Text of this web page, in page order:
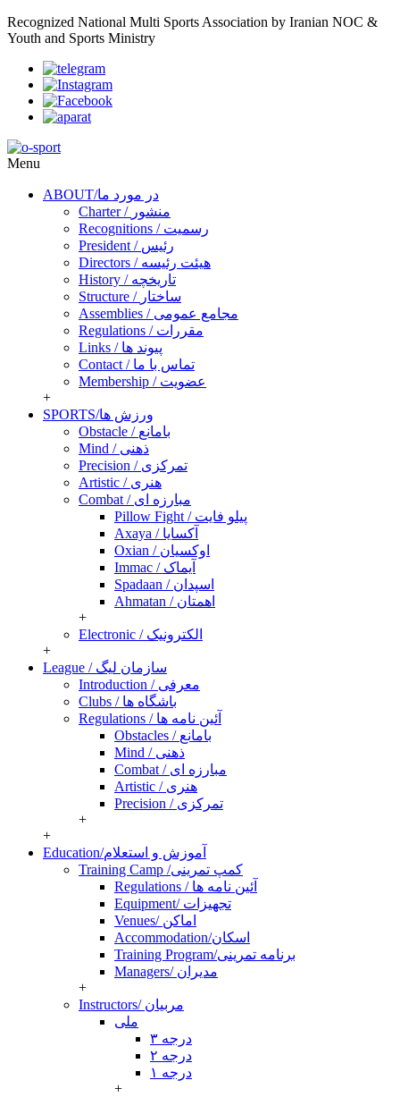
Recognized National Multi Sports Association by Iranian NOC &
Youth and Sports Ministry
Menu
ABOUT/در مورد ما
Charter / منشور
Recognitions / رسمیت
President / رئیس
Directors / هیئت رئیسه
History / تاریخچه
Structure / ساختار
Assemblies / مجامع عمومی
Regulations / مقررات
Links / پیوند ها
Contact / تماس با ما
Membership / عضویت
+
SPORTS/ورزش ها
Obstacle / بامانع
Mind / ذهنی
Precision / تمرکزی
Artistic / هنری
Combat / مبارزه ای
Pillow Fight / پیلو فایت
Axaya / آکسایا
Oxian / اوکسیان
Immac / آیماک
Spadaan / اسپدان
Ahmatan / اهمتان
+
Electronic / الکترونیک
+
League / سازمان لیگ
Introduction / معرفی
Clubs / باشگاه ها
Regulations / آئین نامه ها
Obstacles / بامانع
Mind / ذهنی
Combat / مبارزه ای
Artistic / هنری
Precision / تمرکزی
+
+
Education/آموزش و استعلام
Training Camp /کمپ تمرینی
Regulations / آئین نامه ها
Equipment/ تجهیزات
Venues/ اماکن
Accommodation/اسکان
Training Program/برنامه تمرینی
Managers/ مدیران
+
Instructors/ مربیان
ملی
درجه ۳
درجه ۲
درجه ۱
+